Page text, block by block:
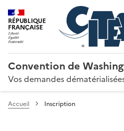
RÉPUBLIQUE
FRANÇAISE
Convention de
Vos demandes
Accueil Inscription